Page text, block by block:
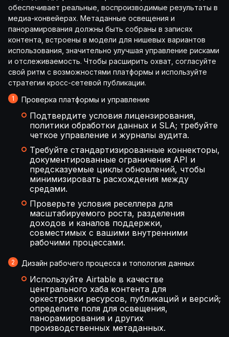
обеспечивает реальные, воспроизводимые результаты в
медиа-конвейерах. Метаданные освещения и
панорамирования должны быть собраны в записях
контента, встроены в модели для нишевых вариантов
использования, значительно улучшая управление рисками
и отслеживаемость. Чтобы расширить охват, согласуйте
свой ритм с возможностями платформы и используйте
стратегии кросс-сетевой публикации.
Проверка платформы и управление
Подтвердите условия лицензирования,
политики обработки данных и SLA; требуйте
четкое управление и журналы аудита.
Требуйте стандартизированные коннекторы,
документированные ограничения API и
предсказуемые циклы обновлений, чтобы
минимизировать расхождения между
средами.
Проверьте условия реселлера для
масштабируемого роста, разделения
доходов и каналов поддержки,
совместимых с вашими внутренними
рабочими процессами.
Дизайн рабочего процесса и топология данных
Используйте Airtable в качестве
центрального хаба контента для
оркестровки ресурсов, публикаций и версий;
определите поля для освещения,
панорамирования и других
производственных метаданных.